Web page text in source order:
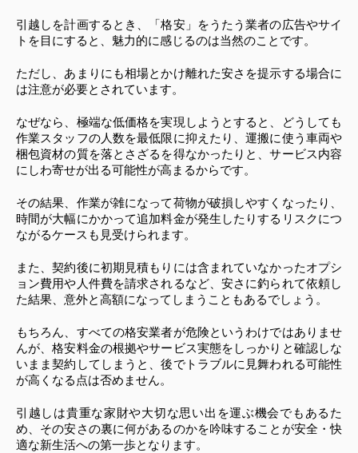
引越しを計画するとき、「格安」をうたう業者の広告やサイ
トを目にすると、魅力的に感じるのは当然のことです。
ただし、あまりにも相場とかけ離れた安さを提示する場合に
は注意が必要とされています。
なぜなら、極端な低価格を実現しようとすると、どうしても
作業スタッフの人数を最低限に抑えたり、運搬に使う車両や
梱包資材の質を落とさざるを得なかったりと、サービス内容
にしわ寄せが出る可能性が高まるからです。
その結果、作業が雑になって荷物が破損しやすくなったり、
時間が大幅にかかって追加料金が発生したりするリスクにつ
ながるケースも見受けられます。
また、契約後に初期見積もりには含まれていなかったオプシ
ョン費用や人件費を請求されるなど、安さに釣られて依頼し
た結果、意外と高額になってしまうこともあるでしょう。
もちろん、すべての格安業者が危険というわけではありませ
んが、格安料金の根拠やサービス実態をしっかりと確認しな
いまま契約してしまうと、後でトラブルに見舞われる可能性
が高くなる点は否めません。
引越しは貴重な家財や大切な思い出を運ぶ機会でもあるた
め、その安さの裏に何があるのかを吟味することが安全・快
適な新生活への第一歩となります。